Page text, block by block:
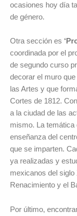
ocasiones hoy día
de género.
Otra sección es
coordinada por el
de segundo curso
decorar el muro
las Artes y que
Cortes de 1812.
a la ciudad de las
mismo. La temática
enseñanza del
que se imparten.
ya realizadas y
mexicanos del siglo
Renacimiento y el
Por último,